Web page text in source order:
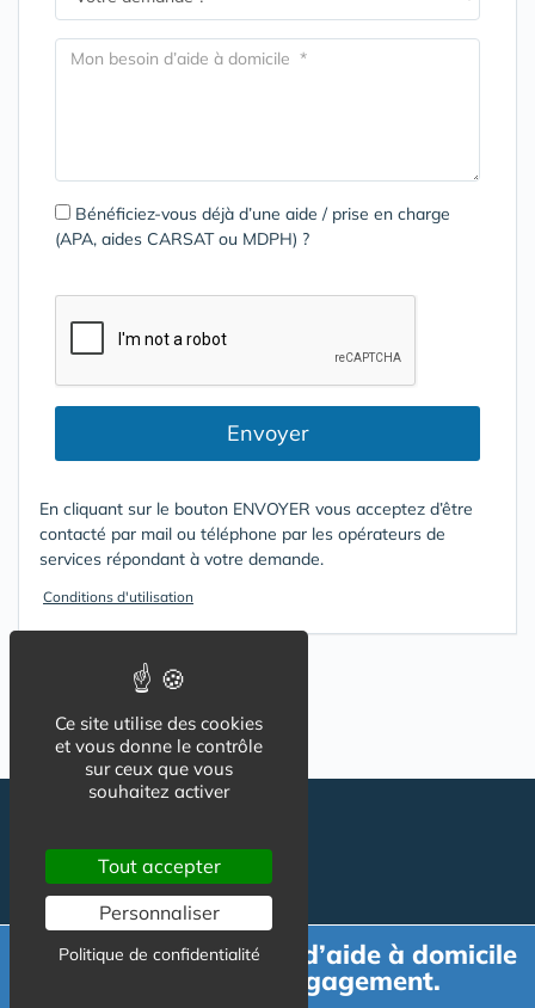
Bénéficiez-vous déjà d’une aide / prise en charge
(APA, aides CARSAT ou MDPH) ?
Envoyer
En cliquant sur le bouton ENVOYER vous acceptez d’être
contacté par mail ou téléphone par les opérateurs de
services répondant à votre demande.
Conditions d'utilisation
CGU
Demande de devis d’aide à domicile
gratuit et sans engagement.
Ce site utilise des cookies
et vous donne le contrôle
sur ceux que vous
souhaitez activer
Tout accepter
Personnaliser
Politique de confidentialité